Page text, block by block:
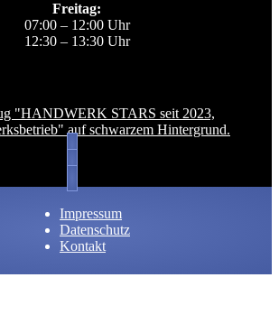
Freitag:
07:00 – 12:00 Uhr
12:30 – 13:30 Uhr
Impressum
Datenschutz
Kontakt